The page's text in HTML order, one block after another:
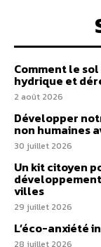
Comment le
hydrique et
2 août 2026
Développer
non humaines
30 juillet 2026
Un kit citoyen
villes
29 juillet 2026
L’éco-anxiété
28 juillet 2026